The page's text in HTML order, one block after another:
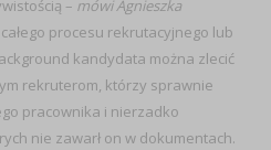
– mówi Agnieszka
procesu rekrutacyjnego lub
kandydata można zlecić
rekruterom, którzy sprawnie
pracownika i nierzadko
nie zawarł on w dokumentach.